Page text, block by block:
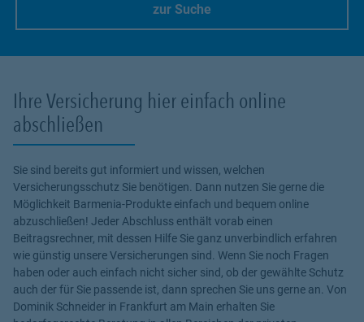
zur Suche
Ihre Versicherung hier einfach online
abschließen
Sie sind bereits gut informiert und wissen, welchen
Versicherungsschutz Sie benötigen. Dann nutzen Sie gerne die
Möglichkeit Barmenia-Produkte einfach und bequem online
abzuschließen! Jeder Abschluss enthält vorab einen
Beitragsrechner, mit dessen Hilfe Sie ganz unverbindlich erfahren
wie günstig unsere Versicherungen sind. Wenn Sie noch Fragen
haben oder auch einfach nicht sicher sind, ob der gewählte Schutz
auch der für Sie passende ist, dann sprechen Sie uns gerne an. Von
Dominik Schneider in Frankfurt am Main erhalten Sie